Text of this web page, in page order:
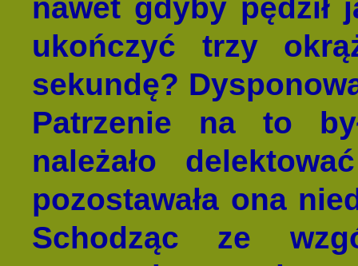
nawet gdyby pędził
ukończyć trzy
sekundę?
Patrzenie na to
należało
pozostawała ona
Schodząc ze